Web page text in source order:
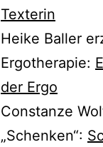
Texterin
Heike Baller
Ergotherapie:
der Ergo
Constanze
„Schenken“: